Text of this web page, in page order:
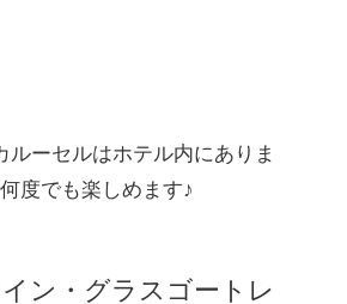
羊蹄パノラマテラスに行くこ